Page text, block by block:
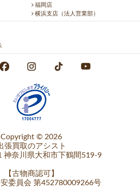
福岡店
横浜支店（法人営業部）
Copyright © 2026
張買取のアシスト
神奈川県大和市下鶴間519-9
【古物商認可
】
委員会 第452780009266号